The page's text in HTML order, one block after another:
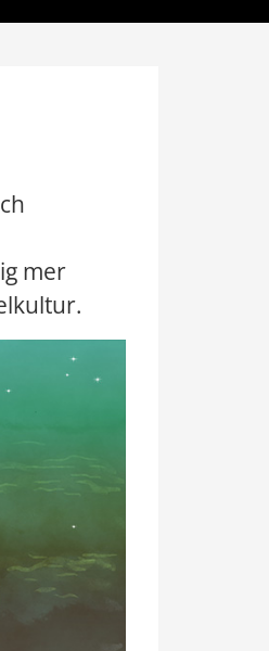
mer
Förstora bilden